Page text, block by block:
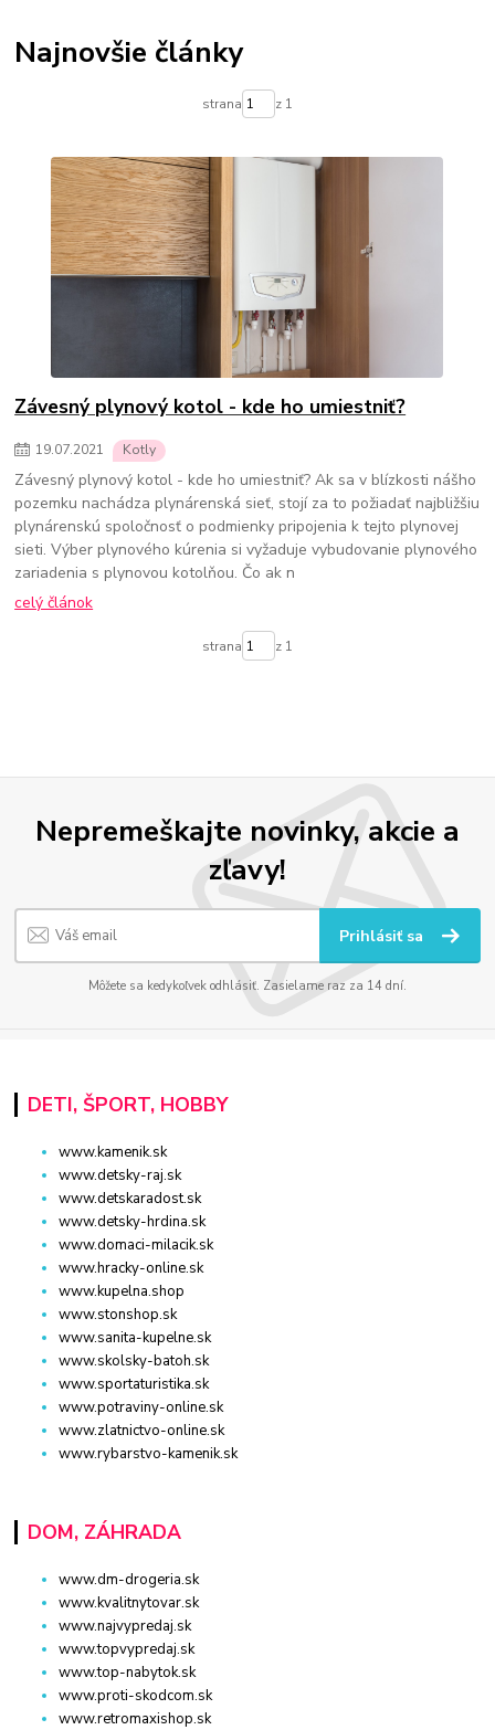
Skrinky pre rozdelovače podlahového kúrenia
Konvektorové ohrievače
Bojlery
Prietokové bojlery
Zlaté radiátory do kúpeľne
kúpeľňové radiátory
Najnovšie články
strana z 1
Závesný plynový kotol - kde ho umiestniť?
19.07.2021 Kotly
Závesný plynový kotol - kde ho umiestniť? Ak sa v blízkosti nášho
pozemku nachádza plynárenská sieť, stojí za to požiadať najbližšiu
plynárenskú spoločnosť o podmienky pripojenia k tejto plynovej
sieti. Výber plynového kúrenia si vyžaduje vybudovanie plynového
zariadenia s plynovou kotolňou. Čo ak n
celý článok
strana z 1
Nepremeškajte novinky, akcie a
zľavy!
Prihlásiť sa
Môžete sa kedykoľvek odhlásiť. Zasielame raz za 14 dní.
DETI, ŠPORT, HOBBY
www.kamenik.sk
www.detsky-raj.sk
www.detskaradost.sk
www.detsky-hrdina.sk
www.domaci-milacik.sk
www.hracky-online.sk
www.kupelna.shop
www.stonshop.sk
www.sanita-kupelne.sk
www.skolsky-batoh.sk
www.sportaturistika.sk
www.potraviny-online.sk
www.zlatnictvo-online.sk
www.rybarstvo-kamenik.sk
DOM, ZÁHRADA
www.dm-drogeria.sk
www.kvalitnytovar.sk
www.najvypredaj.sk
www.topvypredaj.sk
www.top-nabytok.sk
www.proti-skodcom.sk
www.retromaxishop.sk